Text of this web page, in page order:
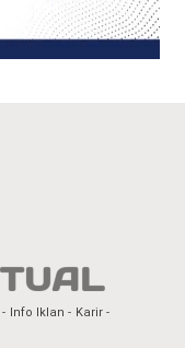
Info Iklan
Karir